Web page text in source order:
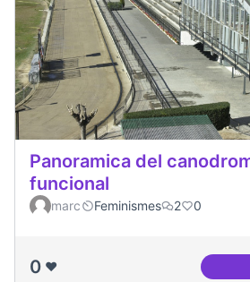
Panoramica del
funcional
marc Feminismes 2 0
0 ❤️